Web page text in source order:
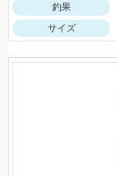
釣果
サイズ